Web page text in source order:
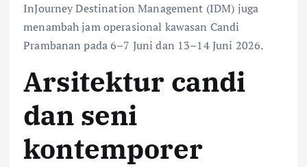
InJourney Destination Management (IDM) juga
menambah jam operasional kawasan Candi
Prambanan pada 6–7 Juni dan 13–14 Juni 2026.
Arsitektur candi
dan seni
kontemporer